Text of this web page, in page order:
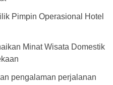
Pimpin Operasional Hotel
Minat Wisata Domestik
pengalaman perjalanan